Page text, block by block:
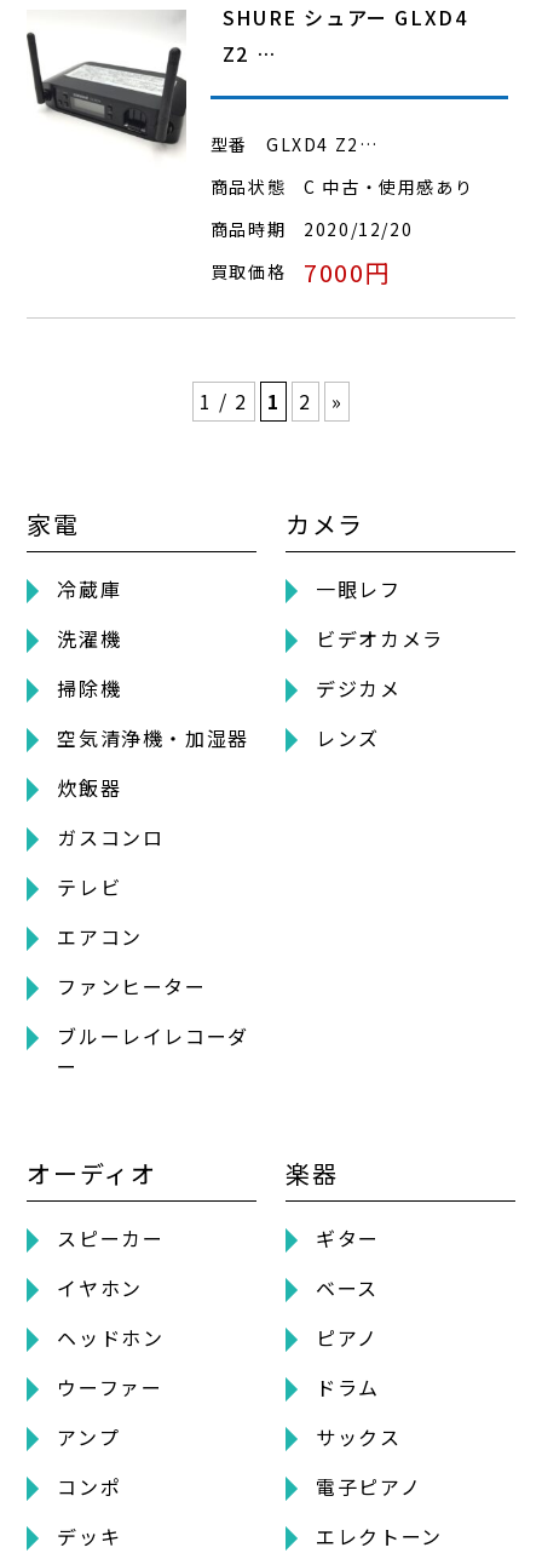
SHURE シュアー GLXD4
Z2 …
型番
GLXD4 Z2…
商品状態
C 中古・使用感あり
商品時期
2020/12/20
買取価格
7000円
1 / 2 1 2 »
家電
冷蔵庫
洗濯機
掃除機
空気清浄機・加湿器
炊飯器
ガスコンロ
テレビ
エアコン
ファンヒーター
ブルーレイレコーダ
ー
カメラ
一眼レフ
ビデオカメラ
デジカメ
レンズ
オーディオ
スピーカー
イヤホン
ヘッドホン
ウーファー
アンプ
コンポ
デッキ
楽器
ギター
ベース
ピアノ
ドラム
サックス
電子ピアノ
エレクトーン